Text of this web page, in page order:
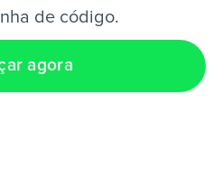
de código.
agora